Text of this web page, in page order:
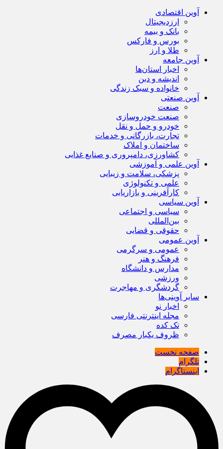
آوین اقتصادی
ارزدیجیتال
بانک و بیمه
بورس و فارکس
طلا و ارز
آوین جامعه
اخبار استان‌ها
اندیشه و دین
خانواده و سبک زندگی
آوین صنعتی
صنعت
صنعت خودروسازی
خودرو و حمل و نقل
تجارت، بازرگانی و خدمات
ساختمان و املاک
کشاورزی، دامپروری و صنایع غذایی
آوین علمی و آموزشی
پزشکی، سلامت و زیبایی
علمی و تکنولوژی
کارآفرینی و بازاریابی
آوین سیاسی
سیاسی و اجتماعی
بین‌المللی
حقوقی و قضایی
آوین عمومی
عمومی و سرگرمی
فرهنگ و هنر
مدارس و دانشگاه
ورزشی
گردشگری و مهاجرت
سایر آوینی‌ها
اخبار نو
مجله اینترنتی فارسی
تک کده
ظروف یکبار مصرف
صفحه نخست
تلگرام
اینستاگرام